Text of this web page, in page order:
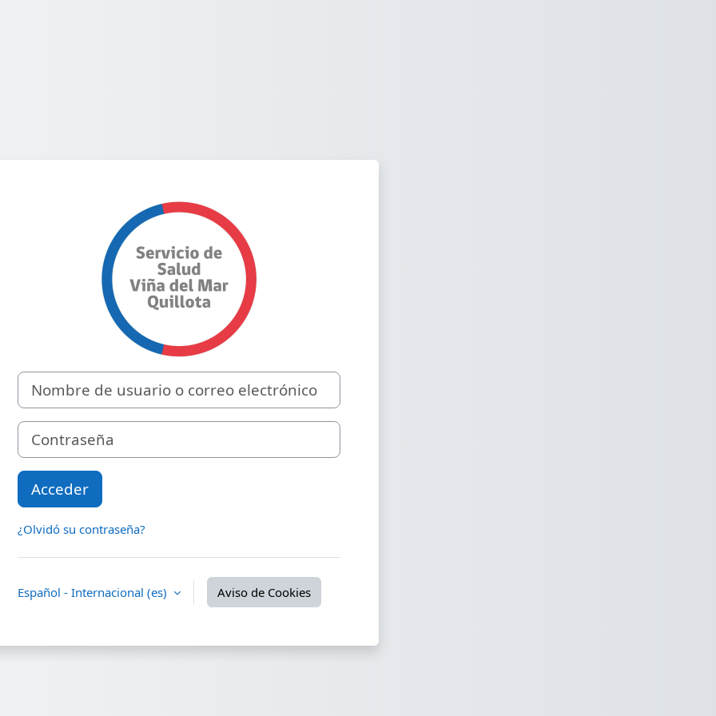
Entrar a Subdirección de Gestión y Desarrollo
Nombre de usuario o correo electrónico
Contraseña
Acceder
¿Olvidó su contraseña?
Español - Internacional ‎(es)‎ Aviso de Cookies